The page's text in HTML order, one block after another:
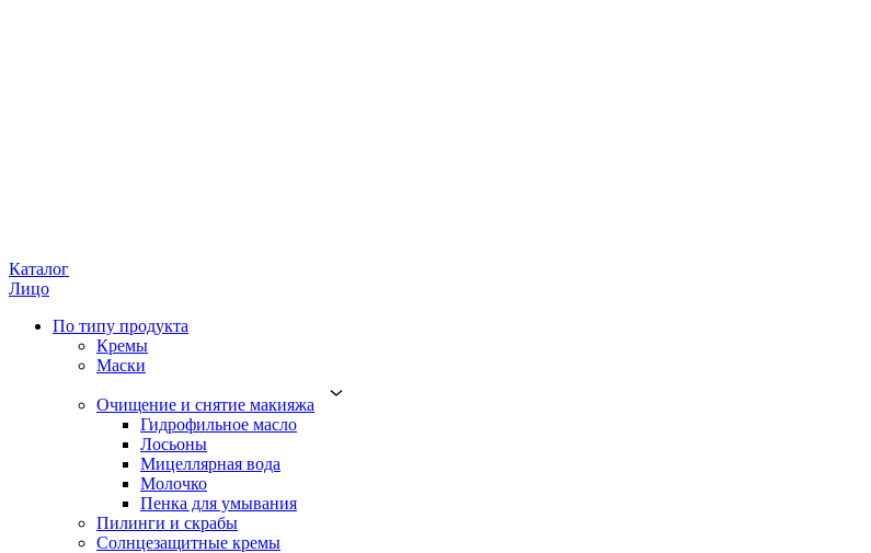
Каталог
Лицо
По типу продукта
Кремы
Маски
Очищение и снятие макияжа
Гидрофильное масло
Лосьоны
Мицеллярная вода
Молочко
Пенка для умывания
Пилинги и скрабы
Солнцезащитные кремы